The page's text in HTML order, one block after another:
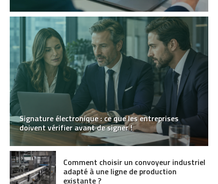
Signature électronique : ce que les entreprises
doivent vérifier avant de signer !
Comment choisir un convoyeur industriel
adapté à une ligne de production
existante ?